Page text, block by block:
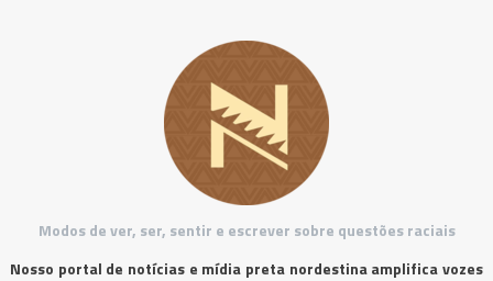
Modos de ver, ser, sentir e escrever sobre questões raciais
Nosso portal de notícias e mídia preta nordestina amplifica vozes